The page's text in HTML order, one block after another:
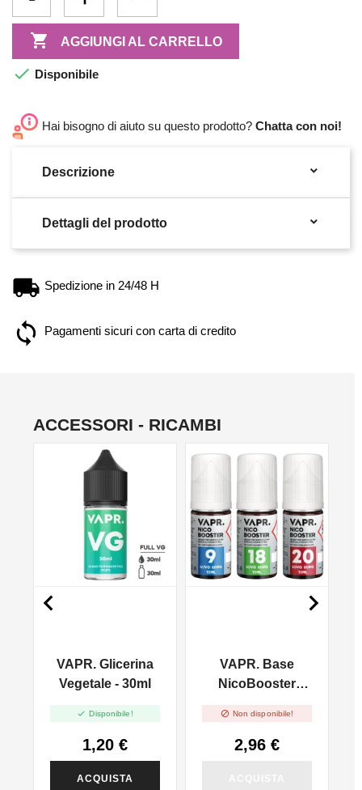
 AGGIUNGI AL CARRELLO
 Disponibile
Hai bisogno di aiuto su questo prodotto? Chatta con noi!
Descrizione 
Dettagli del prodotto 
Spedizione in 24/48 H
Pagamenti sicuri con carta di credito
ACCESSORI - RICAMBI
VAPR. Glicerina
Vegetale - 30ml
 Disponibile!
1,20 €
ACQUISTA
VAPR. Base
NicoBooster
 Non disponibile!
2,96 €
 